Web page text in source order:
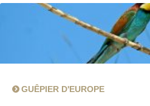
GUÊPIER D'EUROPE